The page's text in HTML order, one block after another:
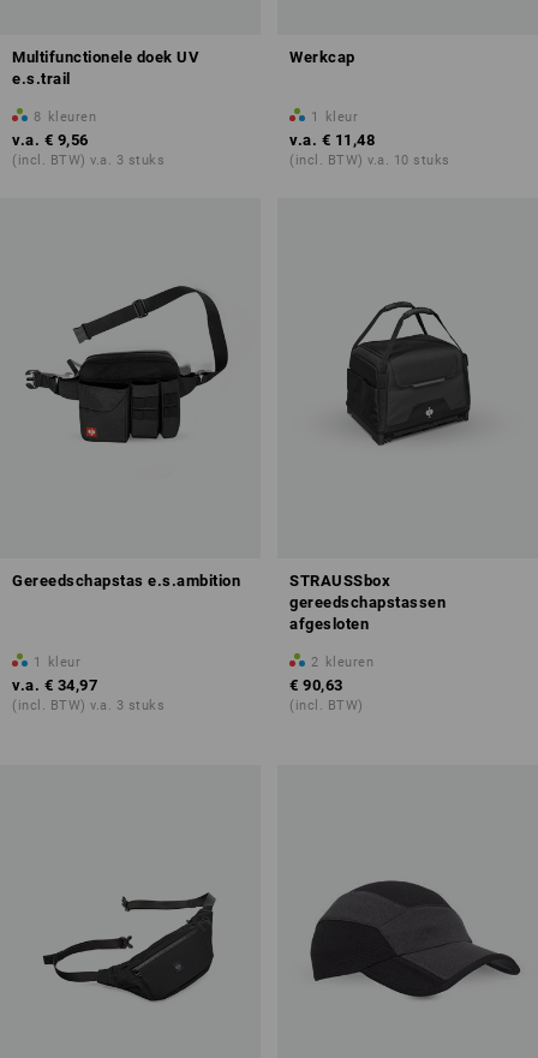
Multifunctionele doek UV
e.s.trail
8 kleuren
v.a. € 9,56
(incl. BTW) v.a. 3 stuks
Werkcap
1 kleur
v.a. € 11,48
(incl. BTW) v.a. 10 stuks
Gereedschapstas e.s.ambition
1 kleur
v.a. € 34,97
(incl. BTW) v.a. 3 stuks
STRAUSSbox
gereedschapstassen
afgesloten
2 kleuren
€ 90,63
(incl. BTW)